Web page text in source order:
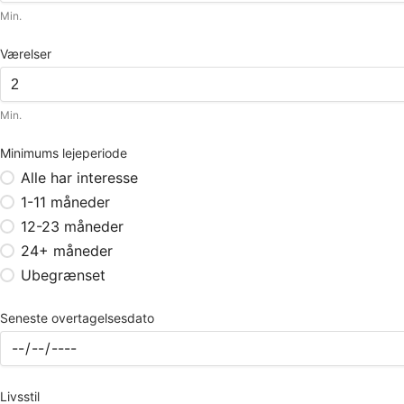
Min.
Værelser
Min.
Minimums lejeperiode
Alle har interesse
1-11 måneder
12-23 måneder
24+ måneder
Ubegrænset
Seneste overtagelsesdato
Livsstil